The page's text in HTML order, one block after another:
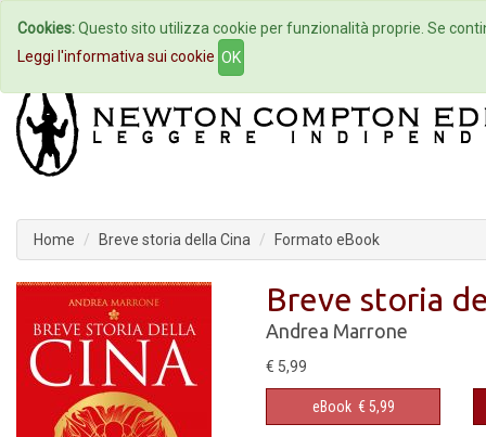
Home Autori Eventi
Home Breve storia della Cina Formato eBook
Breve storia
Andrea Marrone
€ 5,99
eBook € 5,99
Cookies:Questo sito utilizza cookie per funzionalità proprie. Se
Leggi l'informativa sui cookie OK